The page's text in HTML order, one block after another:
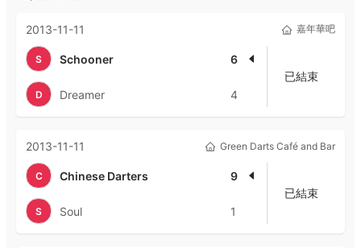
2013-11-11 嘉年華吧
S Schooner 6
D Dreamer 4
已結束
2013-11-11 Green Darts Café and Bar
C Chinese Darters 9
S Soul 1
已結束